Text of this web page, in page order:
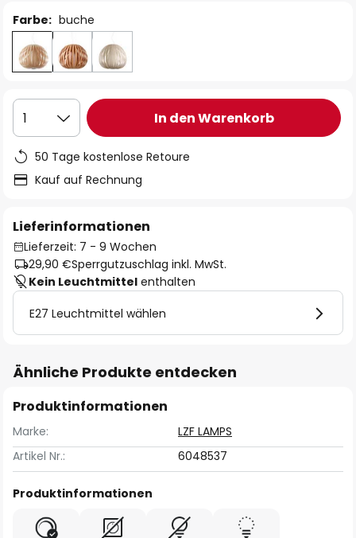
Farbe: buche
1 In den Warenkorb
50 Tage kostenlose Retoure
Kauf auf Rechnung
Lieferinformationen
Lieferzeit: 7 - 9 Wochen
29,90 €Sperrgutzuschlag inkl. MwSt.
Kein Leuchtmittel enthalten
E27 Leuchtmittel wählen
Ähnliche Produkte entdecken
Produktinformationen
Marke:
LZF LAMPS
Artikel Nr.:
6048537
Produktinformationen